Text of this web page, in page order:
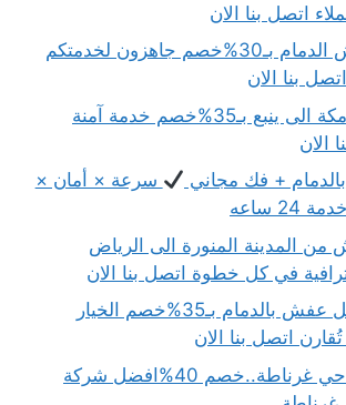
اتصل بنا الان
دينات نقل عفش الدمام بـ30%خصم جاهزون لخدمتكم
بنا الان
نقل عفش من مكة الى ينبع بـ35%خصم خدمة آمنة
الان
+ فك مجاني
سرعة × أمان ×
ساعه
المدينة المنورة الى الرياض
افضل شركة نقل عفش بالدمام بـ35%خصم الخيار
تُقارن اتصل بنا الان
دينا نقل عفش حي غرناطة..خصم 40%افضل شركة